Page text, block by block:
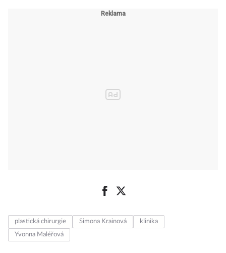
plastická chirurgie Simona Krainová
klinika
Yvonna Maléřová